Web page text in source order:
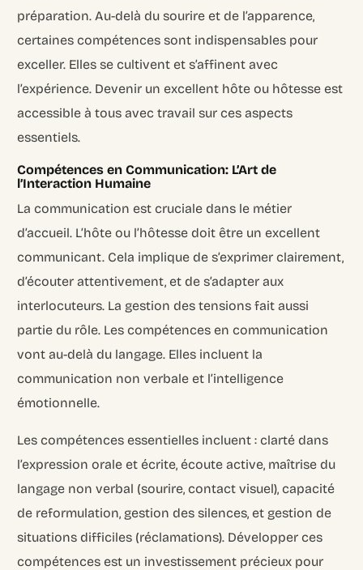
préparation. Au-delà du sourire et de l’apparence,
certaines compétences sont indispensables pour
exceller. Elles se cultivent et s’affinent avec
l’expérience. Devenir un excellent hôte ou hôtesse est
accessible à tous avec travail sur ces aspects
essentiels.
Compétences en Communication: L’Art de
l’Interaction Humaine
La communication est cruciale dans le métier
d’accueil. L’hôte ou l’hôtesse doit être un excellent
communicant. Cela implique de s’exprimer clairement,
d’écouter attentivement, et de s’adapter aux
interlocuteurs. La gestion des tensions fait aussi
partie du rôle. Les compétences en communication
vont au-delà du langage. Elles incluent la
communication non verbale et l’intelligence
émotionnelle.
Les compétences essentielles incluent : clarté dans
l’expression orale et écrite, écoute active, maîtrise du
langage non verbal (sourire, contact visuel), capacité
de reformulation, gestion des silences, et gestion de
situations difficiles (réclamations). Développer ces
compétences est un investissement précieux pour